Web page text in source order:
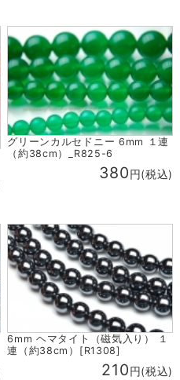
グリーンカルセドニー 6mm １連
（約38cm）_R825-6
380円(税込)
6mm ヘマタイト（磁気入り） １
連（約38cm）[R1308]
210円(税込)